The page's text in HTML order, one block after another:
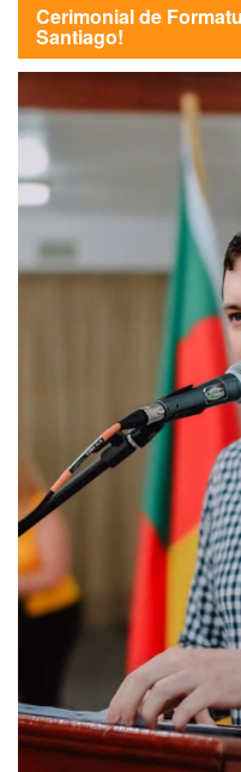
Cerimonial de
Santiago!